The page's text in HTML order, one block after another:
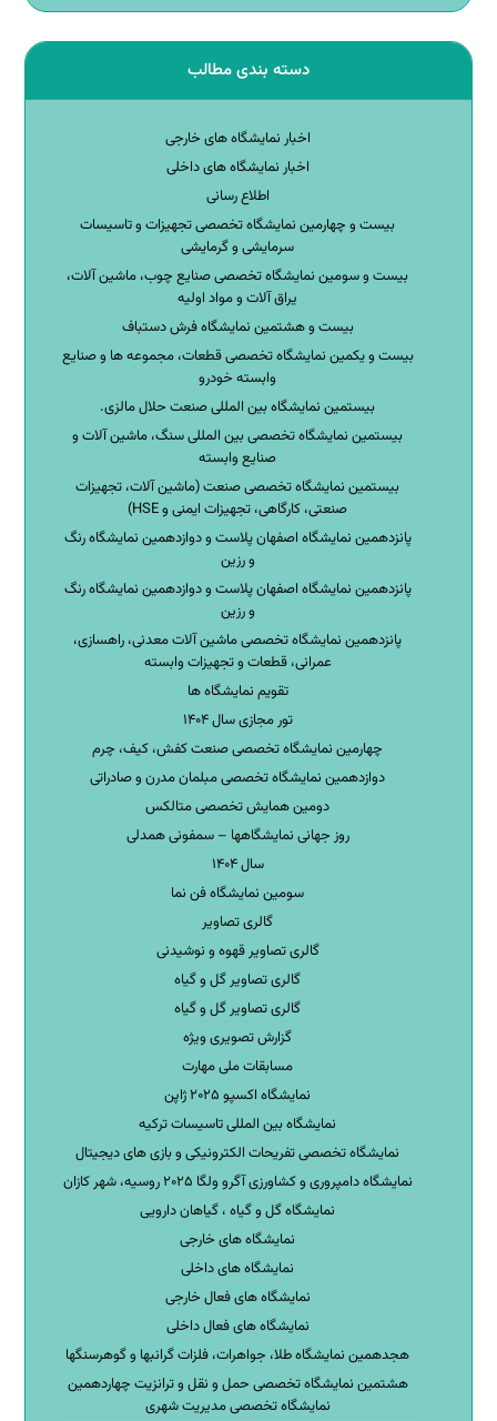
دسته بندی مطالب
اخبار نمایشگاه های خارجی
اخبار نمایشگاه های داخلی
اطلاع رسانی
بیست و چهارمین نمایشگاه تخصصی تجهیزات و تاسیسات
سرمایشی و گرمایشی
بیست و سومین نمایشگاه تخصصی صنایع چوب، ماشین آلات،
یراق آلات و مواد اولیه
بیست و هشتمین نمایشگاه فرش دستباف
بیست و یکمین نمایشگاه تخصصی قطعات، مجموعه ها و صنایع
وابسته خودرو
بیستمین نمایشگاه بین المللی صنعت حلال مالزی.
بیستمین نمایشگاه تخصصی بین المللی سنگ، ماشین آلات و
صنایع وابسته
بیستمین نمایشگاه تخصصی صنعت (ماشین آلات، تجهیزات
صنعتی، کارگاهی، تجهیزات ایمنی و HSE)
پانزدهمین نمایشگاه اصفهان پلاست و دوازدهمین نمایشگاه رنگ
و رزین
پانزدهمین نمایشگاه اصفهان پلاست و دوازدهمین نمایشگاه رنگ
و رزین
پانزدهمین نمایشگاه تخصصی ماشین آلات معدنی، راهسازی،
عمرانی، قطعات و تجهیزات وابسته
تقویم نمایشگاه ها
تور مجازی سال ۱۴۰۴
چهارمین نمایشگاه تخصصی صنعت کفش، کیف، چرم
دوازدهمین نمایشگاه تخصصی مبلمان مدرن و صادراتی
دومین همایش تخصصی متالکس
روز جهانی نمایشگاهها – سمفونی همدلی
سال ۱۴۰۴
سومین نمایشگاه فن نما
گالری تصاویر
گالری تصاویر قهوه و نوشیدنی
گالری تصاویر گل و گیاه
گالری تصاویر گل و گیاه
گزارش تصویری ویژه
مسابقات ملی مهارت
نمایشگاه اکسپو ۲۰۲۵ ژاپن
نمایشگاه بین المللی تاسیسات ترکیه
نمایشگاه تخصصی تفریحات الکترونیکی و بازی های دیجیتال
نمایشگاه دامپروری و کشاورزی آگرو ولگا ۲۰۲۵ روسیه، شهر کازان
نمایشگاه گل و گیاه ، گیاهان دارویی
نمایشگاه های خارجی
نمایشگاه های داخلی
نمایشگاه های فعال خارجی
نمایشگاه های فعال داخلی
هجدهمین نمایشگاه طلا، جواهرات، فلزات گرانبها و گوهرسنگها
هشتمین نمایشگاه تخصصی حمل و نقل و ترانزیت چهاردهمین
نمایشگاه تخصصی مدیریت شهری